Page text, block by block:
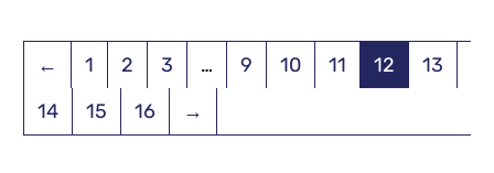
← 1 2 3 … 9 10 11 12
13
14
15 16 →